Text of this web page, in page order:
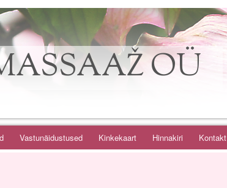
OÜ
Vastunäidustused Kinkekaart Hinnakiri Kontakt